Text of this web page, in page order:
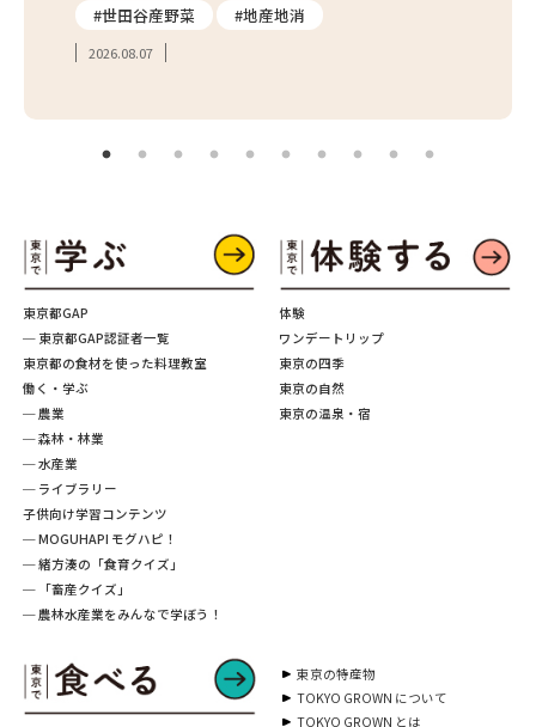
#世田谷産野菜
#地産地消
2026.08.07
東京都GAP
─ 東京都GAP認証者一覧
東京都の食材を使った料理教室
働く・学ぶ
─ 農業
─ 森林・林業
─ 水産業
─ ライブラリー
子供向け学習コンテンツ
─ MOGUHAPI モグハピ！
─ 緒方湊の「食育クイズ」
─ 「畜産クイズ」
─ 農林水産業をみんなで学ぼう！
体験
ワンデートリップ
東京の四季
東京の自然
東京の温泉・宿
東京の特産物
TOKYO GROWN について
TOKYO GROWN とは